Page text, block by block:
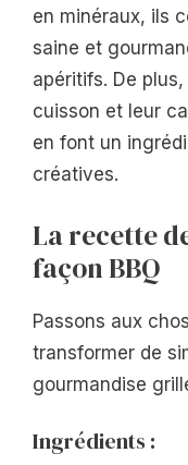
en minéraux, ils
saine et
apéritifs. De
cuisson et leur
en font un
créatives.
La recette
façon BBQ
Passons aux
transformer de
gourmandise
Ingrédients :